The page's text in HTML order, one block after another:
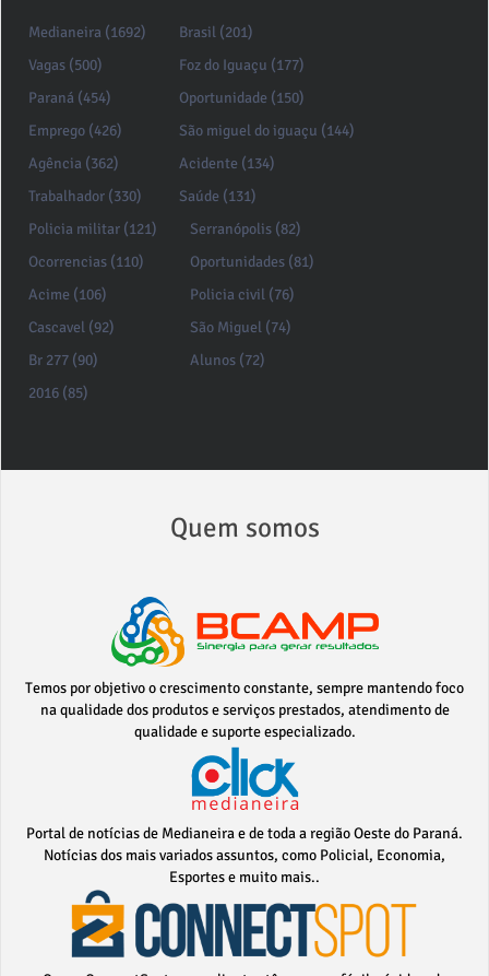
Medianeira (1692)
Vagas (500)
Paraná (454)
Emprego (426)
Agência (362)
Trabalhador (330)
Brasil (201)
Foz do Iguaçu (177)
Oportunidade (150)
São miguel do iguaçu (144)
Acidente (134)
Saúde (131)
Policia militar (121)
Ocorrencias (110)
Acime (106)
Cascavel (92)
Br 277 (90)
2016 (85)
Serranópolis (82)
Oportunidades (81)
Policia civil (76)
São Miguel (74)
Alunos (72)
Quem somos
Temos por objetivo o crescimento constante, sempre mantendo foco
na qualidade dos produtos e serviços prestados, atendimento de
qualidade e suporte especializado.
Portal de notícias de Medianeira e de toda a região Oeste do Paraná.
Notícias dos mais variados assuntos, como Policial, Economia,
Esportes e muito mais..